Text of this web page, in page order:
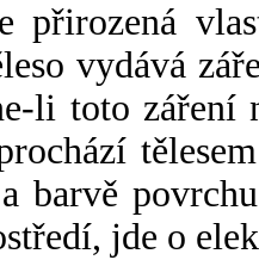
přirozená
vydává
li toto záření
barvě
jde o